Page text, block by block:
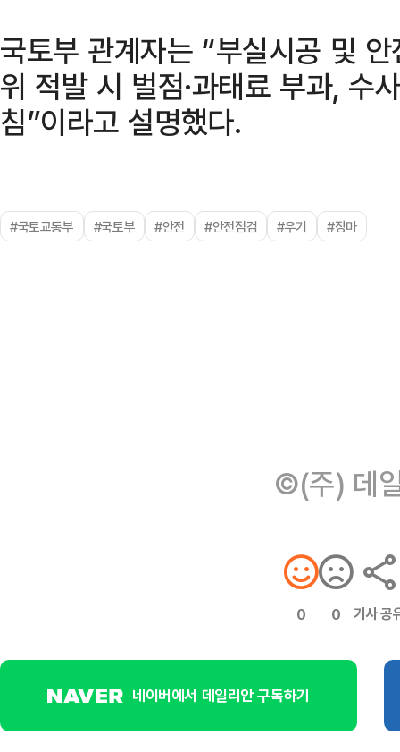
국토부 관계자는 “부실시공 및
위 적발 시 벌점·과태료 부과, 수
침”이라고 설명했다.
#국토교통부 #국토부 #안전 #안전점검 #우기 #장마
©(주) 데
0 0 기사 공
네이버에서 데일리안 구독하기